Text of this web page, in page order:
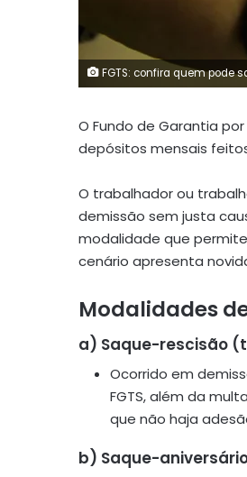
FGTS: confira quem pode
O Fundo de Garantia
depósitos mensais
O trabalhador ou
demissão sem justa
modalidade que
cenário apresenta
Modalidades
a) Saque-rescisão
Ocorrido em
FGTS, além da
que não haja
b) Saque-